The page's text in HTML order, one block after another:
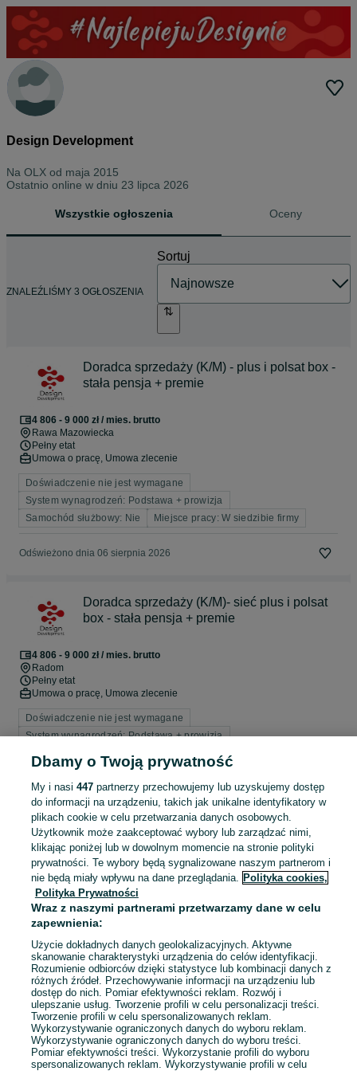
Design Development
Na OLX od maja 2015
Ostatnio online w dniu 23 lipca 2026
Wszystkie ogłoszenia Oceny
ZNALEŹLIŚMY 3 OGŁOSZENIA
Sortuj
Doradca sprzedaży (K/M) - plus i polsat box -
stała pensja + premie
4 806 - 9 000 zł / mies. brutto
Rawa Mazowiecka
Pełny etat
Umowa o pracę, Umowa zlecenie
Doświadczenie nie jest wymagane
System wynagrodzeń: Podstawa + prowizja
Samochód służbowy: Nie
Miejsce pracy: W siedzibie firmy
Odświeżono dnia 06 sierpnia 2026
Doradca sprzedaży (K/M)- sieć plus i polsat
box - stała pensja + premie
4 806 - 9 000 zł / mies. brutto
Radom
Pełny etat
Umowa o pracę, Umowa zlecenie
Doświadczenie nie jest wymagane
System wynagrodzeń: Podstawa + prowizja
Samochód służbowy: Nie
Miejsce pracy: W siedzibie firmy
Odświeżono dnia 04 sierpnia 2026
Doradca sprzedaży (K/M)- plus i polsat box -
stała pensja + premie
4 806 - 9 000 zł / mies. brutto
Szczecinek
Umowa o pracę, Umowa zlecenie
Doświadczenie nie jest wymagane
System wynagrodzeń: Podstawa + prowizja
Samochód służbowy: Nie
Miejsce pracy: W siedzibie firmy
Odświeżono dnia 27 lipca 2026
Dbamy o Twoją prywatność
My i nasi 447partnerzy przechowujemy lub uzyskujemy dostęp
do informacji na urządzeniu, takich jak unikalne identyfikatory w
plikach cookie w celu przetwarzania danych osobowych.
Użytkownik może zaakceptować wybory lub zarządzać nimi,
klikając poniżej lub w dowolnym momencie na stronie polityki
prywatności. Te wybory będą sygnalizowane naszym partnerom i
nie będą miały wpływu na dane przeglądania. Polityka cookies,
Polityka Prywatności
Wraz z naszymi partnerami przetwarzamy dane w celu
zapewnienia:
Użycie dokładnych danych geolokalizacyjnych. Aktywne
skanowanie charakterystyki urządzenia do celów identyfikacji.
Rozumienie odbiorców dzięki statystyce lub kombinacji danych z
różnych źródeł. Przechowywanie informacji na urządzeniu lub
dostęp do nich. Pomiar efektywności reklam. Rozwój i
ulepszanie usług. Tworzenie profili w celu personalizacji treści.
Tworzenie profili w celu spersonalizowanych reklam.
Wykorzystywanie ograniczonych danych do wyboru reklam.
Wykorzystywanie ograniczonych danych do wyboru treści.
Pomiar efektywności treści. Wykorzystanie profili do wyboru
spersonalizowanych reklam. Wykorzystywanie profili w celu